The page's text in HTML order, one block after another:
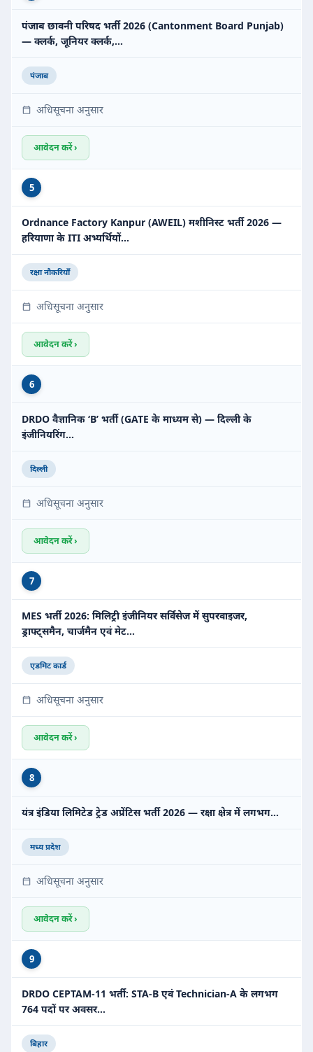
पंजाब छावनी परिषद भर्ती 2026 (Cantonment Board Punjab)
— क्लर्क, जूनियर क्लर्क,…
पंजाब
अधिसूचना अनुसार
आवेदन करें ›
5
Ordnance Factory Kanpur (AWEIL) मशीनिस्ट भर्ती 2026 —
हरियाणा के ITI अभ्यर्थियों…
रक्षा नौकरियाँ
अधिसूचना अनुसार
आवेदन करें ›
6
DRDO वैज्ञानिक ‘B’ भर्ती (GATE के माध्यम से) — दिल्ली के
इंजीनियरिंग…
दिल्ली
अधिसूचना अनुसार
आवेदन करें ›
7
MES भर्ती 2026: मिलिट्री इंजीनियर सर्विसेज में सुपरवाइजर,
ड्राफ्ट्समैन, चार्जमैन एवं मेट…
एडमिट कार्ड
अधिसूचना अनुसार
आवेदन करें ›
8
यंत्र इंडिया लिमिटेड ट्रेड अप्रेंटिस भर्ती 2026 — रक्षा क्षेत्र में लगभग…
मध्य प्रदेश
अधिसूचना अनुसार
आवेदन करें ›
9
DRDO CEPTAM-11 भर्ती: STA-B एवं Technician-A के लगभग
764 पदों पर अवसर…
बिहार